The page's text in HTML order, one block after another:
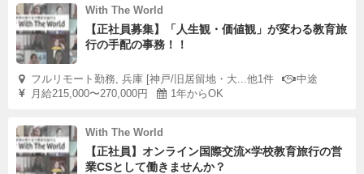
With The World
【正社員募集】「人生観・価値観」が変わる教育旅
行の手配の事務！！
フルリモート勤務, 兵庫 [神戸/旧居留地・大...他1件
中途
月給215,000〜270,000円
1年からOK
With The World
【正社員】オンライン国際交流×学校教育旅行の営
業CSとして働きませんか？